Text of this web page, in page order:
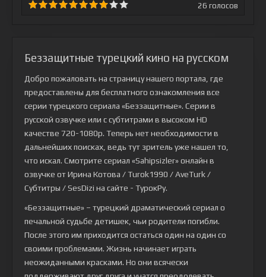
26 голосов
Беззащитные турецкий кино на русском
Добро пожаловать на страницу нашего портала, где
предоставлены для бесплатного ознакомления все
серии турецкого сериала «Беззащитные». Серии в
русской озвучке или с субтитрами в высоком HD
качестве 720-1080p. Теперь нет необходимости в
дальнейших поисках, ведь тут зритель уже нашел то,
что искал. Смотрите сериал «Sahipsizler» онлайн в
озвучке от Ирина Котова / Turok1990 / AveTurk /
Субтитры / SesDizi на сайте - ТурокРу.
«Беззащитные» – турецкий драматический сериал о
печальной судьбе детишек, чьи родители погибли.
После этого им приходится остаться один на один со
своими проблемами. Жизнь начинает играть
неожиданными красками. Но они всячески